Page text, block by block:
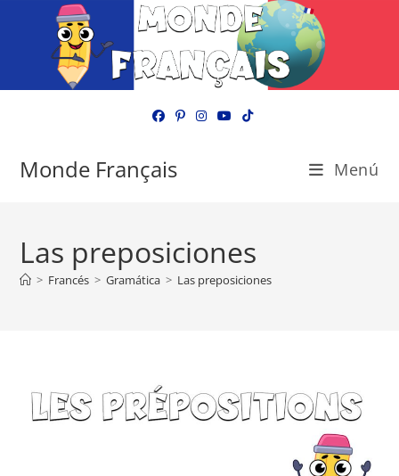
Monde Français Menú
Las preposiciones
> Francés > Gramática > Las preposiciones